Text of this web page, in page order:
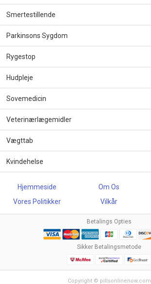
Smertestillende
Parkinsons Sygdom
Rygestop
Hudpleje
Sovemedicin
Veterinærlægemidler
Vægttab
Kvindehelse
Hjemmeside Om Os
Vores Politikker
Vilkår
Betalings Opties
Sikker Betalingsmetode
Copyright © pillsonlinenow.com